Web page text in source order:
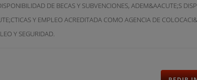
DE BECAS Y SUBVENCIONES, ADEM&AACUTE;S
Y EMPLEO ACREDITADA COMO AGENCIA DE
Y SEGURIDAD.